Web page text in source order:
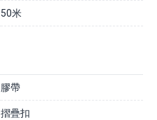
50米
膠帶
摺疊扣